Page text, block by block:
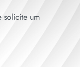
solicite um